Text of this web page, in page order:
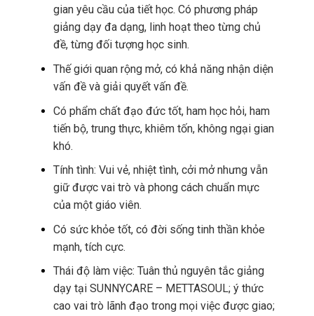
gian yêu cầu của tiết học. Có phương pháp
giảng dạy đa dạng, linh hoạt theo từng chủ
đề, từng đối tượng học sinh.
Thế giới quan rộng mở, có khả năng nhận diện
vấn đề và giải quyết vấn đề.
Có phẩm chất đạo đức tốt, ham học hỏi, ham
tiến bộ, trung thực, khiêm tốn, không ngại gian
khó.
Tính tình: Vui vẻ, nhiệt tình, cởi mở nhưng vẫn
giữ được vai trò và phong cách chuẩn mực
của một giáo viên.
Có sức khỏe tốt, có đời sống tinh thần khỏe
mạnh, tích cực.
Thái độ làm việc: Tuân thủ nguyên tắc giảng
dạy tại SUNNYCARE – METTASOUL; ý thức
cao vai trò lãnh đạo trong mọi việc được giao;